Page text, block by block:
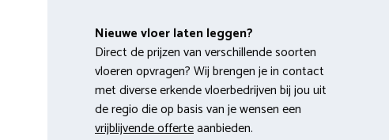
Nieuwe vloer laten leggen?
Direct de prijzen van verschillende soorten
vloeren opvragen? Wij brengen je in contact
met diverse erkende vloerbedrijven bij jou uit
de regio die op basis van je wensen een
vrijblijvende offerteaanbieden.